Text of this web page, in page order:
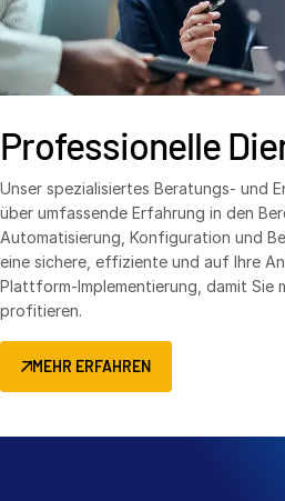
Professionelle
Unser spezialisiertes Beratungs- und
über umfassende Erfahrung in den
Automatisierung, Konfiguration und
eine sichere, effiziente und auf Ihre
Plattform-Implementierung, damit Sie
profitieren.
MEHR ERFAHREN